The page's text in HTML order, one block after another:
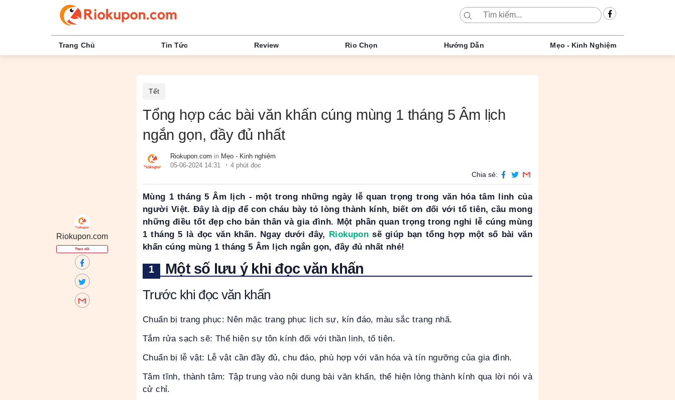
Trang Chủ Tin Tức Review Rio Chọn Hướng Dẫn Mẹo - Kinh Nghiệm
Tết
Tổng hợp các bài văn khấn cúng mùng 1 tháng 5 Âm lịch
ngắn gọn, đầy đủ nhất
Riokupon.com in Mẹo - Kinh nghiệm
05-06-2024 14:31
4 phút đọc
Chia sẻ:
Riokupon.com
Theo dõi
Mùng 1 tháng 5 Âm lịch - một trong những ngày lễ quan trọng trong văn hóa tâm linh của
người Việt. Đây là dịp để con cháu bày tỏ lòng thành kính, biết ơn đối với tổ tiên, cầu mong
những điều tốt đẹp cho bản thân và gia đình. Một phần quan trọng trong nghi lễ cúng mùng
1 tháng 5 là đọc văn khấn. Ngay dưới đây, Riokupon sẽ giúp bạn tổng hợp một số bài văn
khấn cúng mùng 1 tháng 5 Âm lịch ngắn gọn, đầy đủ nhất nhé!
Một số lưu ý khi đọc văn khấn
Trước khi đọc văn khấn
Chuẩn bị trang phục: Nên mặc trang phục lịch sự, kín đáo, màu sắc trang nhã.
Tắm rửa sạch sẽ: Thể hiện sự tôn kính đối với thần linh, tổ tiên.
Chuẩn bị lễ vật: Lễ vật cần đầy đủ, chu đáo, phù hợp với văn hóa và tín ngưỡng của gia đình.
Tâm tĩnh, thành tâm: Tập trung vào nội dung bài văn khấn, thể hiện lòng thành kính qua lời nói và
cử chỉ.